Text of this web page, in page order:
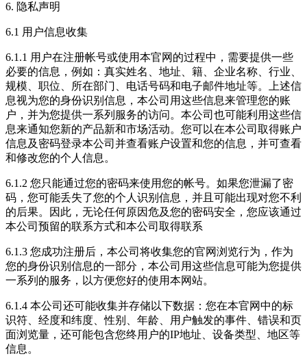
6. 隐私声明
6.1 用户信息收集
6.1.1 用户在注册帐号或使用本官网的过程中，需要提供一些
必要的信息，例如：真实姓名、地址、籍、企业名称、行业、
规模、职位、所在部门、电话号码和电子邮件地址等。上述信
息视为您的身份识别信息，本公司用这些信息来管理您的账
户，并为您提供一系列服务的访问。本公司也可能利用这些信
息来通知您新的产品新和市场活动。您可以在本公司取得账户
信息及密码登录本公司并查看账户设置和您的信息，并可查看
和修改您的个人信息。
6.1.2 您只能通过您的密码来使用您的帐号。如果您泄漏了密
码，您可能丢失了您的个人识别信息，并且可能出现对您不利
的后果。因此，无论任何原因危及您的密码安全，您应该通过
本公司预留的联系方式和本公司取得联系
6.1.3 您成功注册后，本公司将收集您的官网浏览行为，作为
您的身份识别信息的一部分，本公司用这些信息可能为您提供
一系列的服务，以方便您好的使用本网站。
6.1.4 本公司还可能收集并存储以下数据：您在本官网中的标
识符、经度和纬度、性别、年龄、用户触发的事件、错误和页
面浏览量，还可能包含您终用户的IP地址、设备类型、地区等
信息。